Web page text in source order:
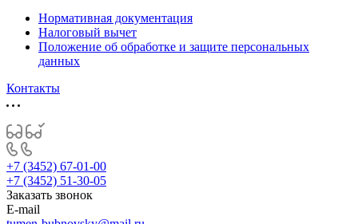
Нормативная документация
Налоговый вычет
Положение об обработке и защите персональных
данных
Контакты
+7 (3452) 67-01-00
+7 (3452) 51-30-05
Заказать звонок
E-mail